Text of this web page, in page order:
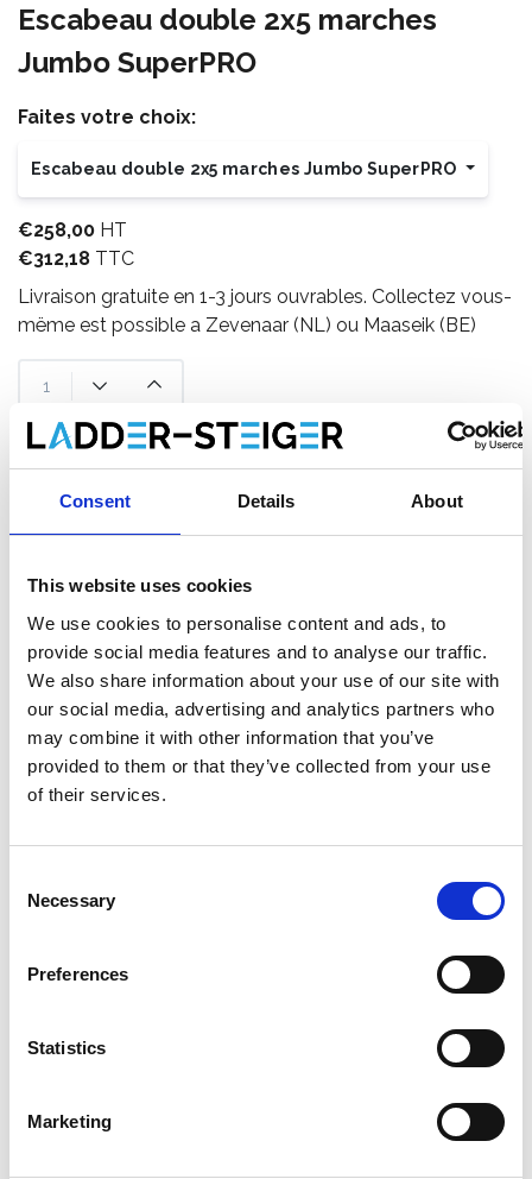
Consent Details About
This website uses cookies
We use cookies to personalise content and ads, to
provide social media features and to analyse our traffic.
We also share information about your use of our site with
our social media, advertising and analytics partners who
may combine it with other information that you’ve
provided to them or that they’ve collected from your use
of their services.
Selection
Necessary
Preferences
Statistics
Marketing
Escabeau double 2x5 marches
Jumbo SuperPRO
Faites votre choix:
Escabeau double 2x5 marches Jumbo SuperPRO
€258,00 HT
€312,18 TTC
Livraison gratuite en 1-3 jours ouvrables. Collectez vous-
mëme est possible a Zevenaar (NL) ou Maaseik (BE)
Enregistrer comme favori
Informations sur le produit Produits similaires
Marches – Escabeau Professionnel en
LeJumbo Superpro escabeau double avec 5 marches
de la peinture, du montage et du plâtrage. Cet escabeau
aluminium anodisé de haute
pour un usage intensif au quotidien.